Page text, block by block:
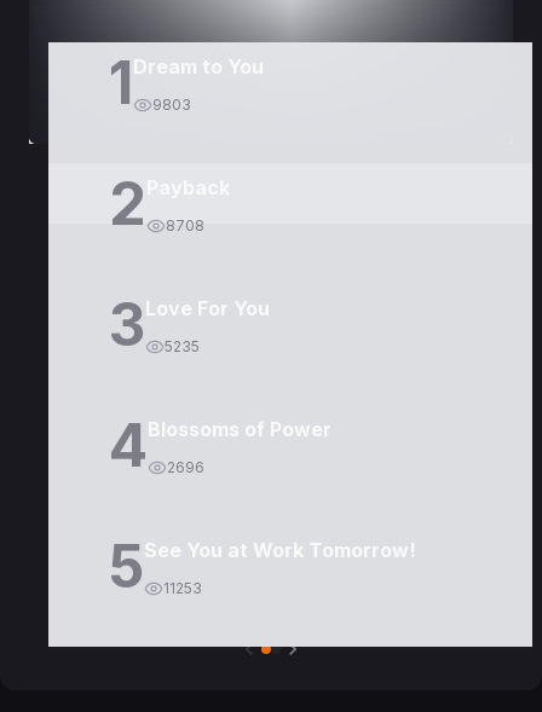
1 Dream to You
9803
2 8708
3Love For You
5235
4Blossoms of Power
2696
5See You at Work Tomorrow!
11253